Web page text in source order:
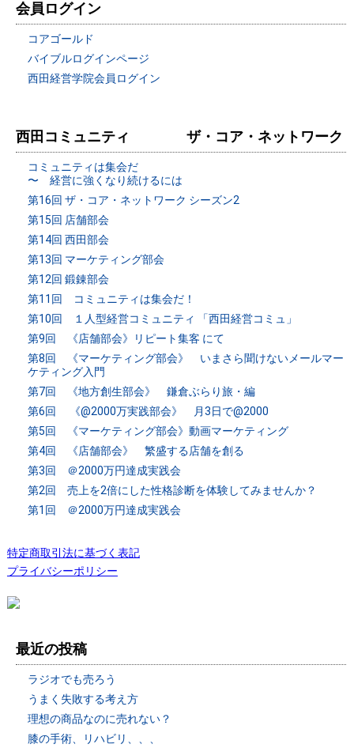
会員ログイン
コアゴールド
バイブルログインページ
西田経営学院会員ログイン
西田コミュニティ ザ・コア・ネットワーク
コミュニティは集会だ
〜 経営に強くなり続けるには
第16回 ザ・コア・ネットワーク シーズン2
第15回 店舗部会
第14回 西田部会
第13回 マーケティング部会
第12回 鍛錬部会
第11回 コミュニティは集会だ！
第10回 １人型経営コミュニティ 「西田経営コミュ」
第9回 《店舗部会》リピート集客 にて
第8回 《マーケティング部会》 いまさら聞けないメールマー
ケティング入門
第7回 《地方創生部会》 鎌倉ぶらり旅・編
第6回 《@2000万実践部会》 月3日で@2000
第5回 《マーケティング部会》動画マーケティング
第4回 《店舗部会》 繁盛する店舗を創る
第3回 ＠2000万円達成実践会
第2回 売上を2倍にした性格診断を体験してみませんか？
第1回 ＠2000万円達成実践会
特定商取引法に基づく表記
プライバシーポリシー
最近の投稿
ラジオでも売ろう
うまく失敗する考え方
理想の商品なのに売れない？
膝の手術、リハビリ、、、